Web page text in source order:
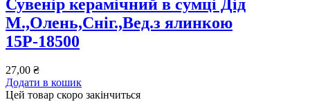
Сувенір керамічний в сумці Дід
М.,Олень,Сніг.,Вед.з ялинкою
15Р-18500
27,00 ₴
Додати в кошик
Цей товар скоро закінчиться